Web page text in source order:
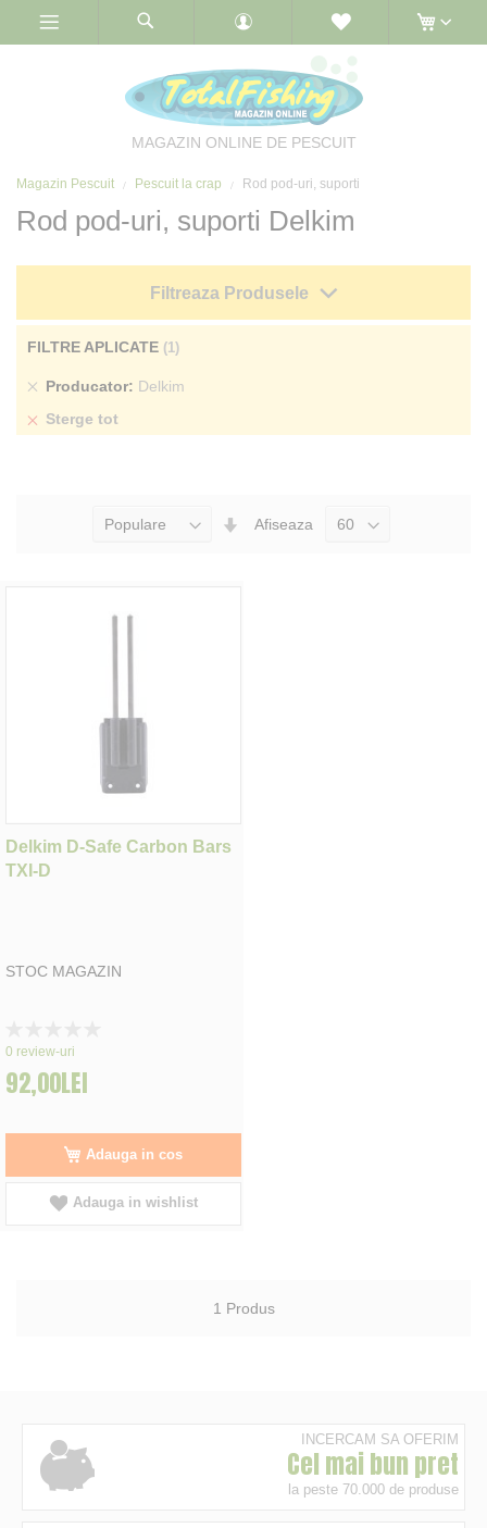
MAGAZIN ONLINE DE PESCUIT
Magazin Pescuit Pescuit la crap Rod pod-uri, suporti
Rod pod-uri, suporti Delkim
Seteaza
Afiseaza
Delkim D-Safe Carbon Bars
TXI-D
STOC MAGAZIN
0%
0 review-uri
92,00LEI
Adauga in cos
Adauga in wishlist
1 Produs
Filtreaza Produsele
FILTRE APLICATE
Producator Delkim
Sterge
Sterge tot
INCERCAM SA OFERIM
Cel mai bun pret
la peste 70.000 de produse